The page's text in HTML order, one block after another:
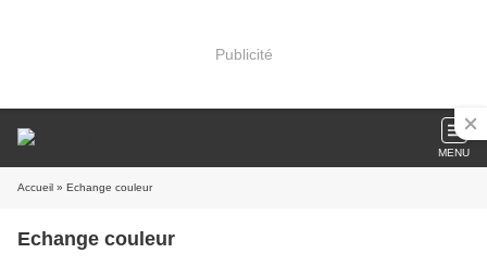
Publicité
MENU
Accueil » Echange couleur
Echange couleur